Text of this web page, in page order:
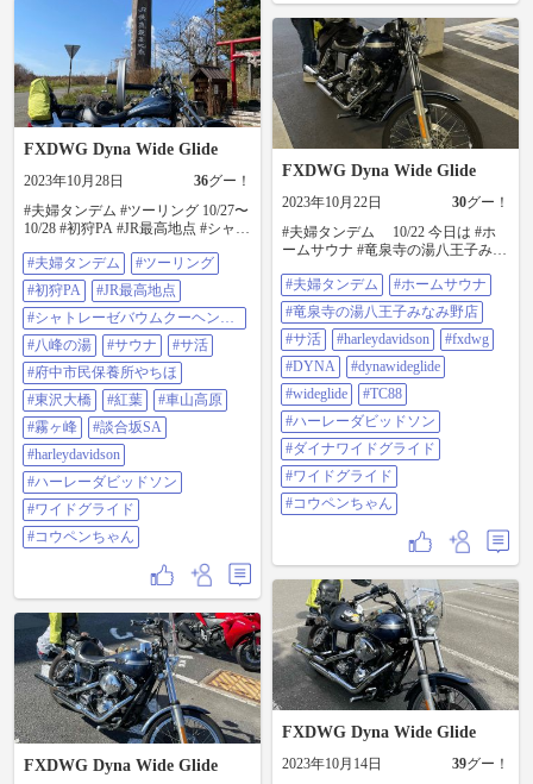
からはハーレー、CT125、
CB1100RSの３台のオーナーです
が、それぞれ異なる慶びと愉しみ
を育てながらバイクライフを楽し
んでいけたらと思います。 #ワイド
グライド #CB1100RS #CT125 #バイ
クのある生活 #慶びの種 #愉しみの
FXDWG Dyna Wide Glide
2023年10月28日 36グー！
#夫婦タンデム #ツーリング 10/27〜
10/28 #初狩PA #JR最高地点 #シャト
湯 #サウナ #サ活 #府中市民保養所
やちほ #東沢大橋 #紅葉 #車山高原
#霧ヶ峰 #談合坂SA #harleydavidson
#ハーレーダビッドソン #ワイドグ
ライド #コウペンちゃん
#夫婦タンデム
#ツーリング
#初狩PA
#JR最高地点
#シャトレーゼバウムクーヘン工
場
#八峰の湯 #サウナ
#サ活
#府中市民保養所やちほ
#東沢大橋
#紅葉
#車山高原
#霧ヶ峰
#談合坂SA
#harleydavidson
#ハーレーダビッドソン
#ワイドグライド
#コウペンちゃん
FXDWG Dyna Wide Glide
2023年10月22日 30グー！
#夫婦タンデム 10/22 今日は #ホ
ームサウナ #竜泉寺の湯八王子みな
工事後はますます楽しみ〜
#harleydavidson #fxdwg #dyna
#dynawideglide #wideglide #tc88 #ハ
ーレーダビッドソン #ダイナワイド
グライド #ワイドグライド #コウペ
ンちゃん
#夫婦タンデム
#ホームサウナ
#竜泉寺の湯八王子みなみ野店
#サ活
#harleydavidson
#fxdwg
#DYNA
#dynawideglide
#wideglide
#TC88
#ハーレーダビッドソン
#ダイナワイドグライド
#ワイドグライド
#コウペンちゃん
FXDWG Dyna Wide Glide
FXDWG Dyna Wide Glide
2023年10月14日 39グー！